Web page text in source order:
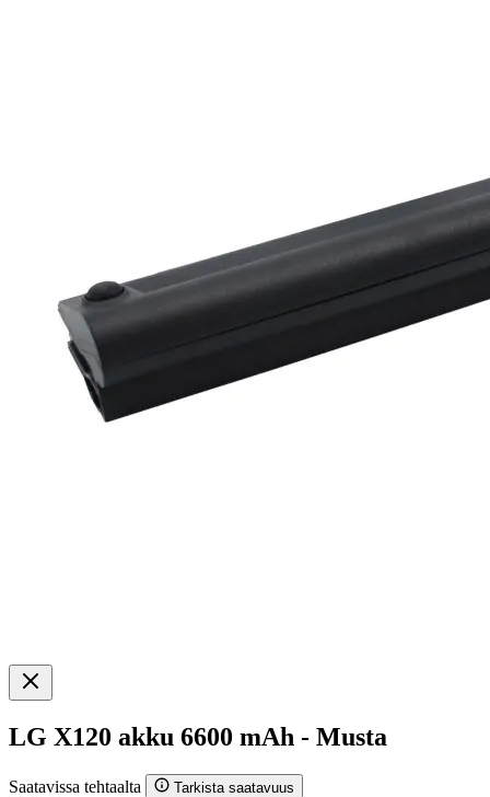
LG X120 akku 6600 mAh - Musta
Saatavissa tehtaalta Tarkista saatavuus